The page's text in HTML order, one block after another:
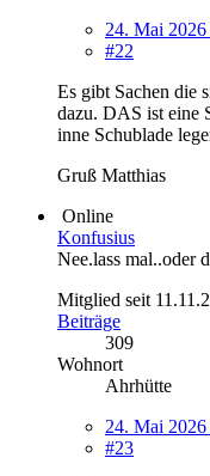
24. Mai
#22
Es gibt Sachen die
dazu. DAS ist eine
inne Schublade
Gruß Matthias
Online
Konfusius
Nee.lass mal..oder
Mitglied seit
Beiträge
309
Wohnort
Ahrhütte
24. Mai
#23